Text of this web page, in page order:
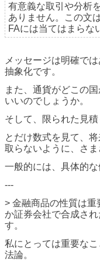
有意義な取引や分析
ありません。この文
FAには当てはまらな
メッセージは明確で
抽象化です。
また、通貨がどこの
いいのでしょうか。
そして、限られた見
とだけ数式を見て、
取らないように、さ
一般的には、具体的な
---
> 金融商品の性質は
か証券会社で合成さ
す。
私にとっては重要な
法論。